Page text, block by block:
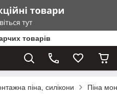
товарів
піна, силікони Піна